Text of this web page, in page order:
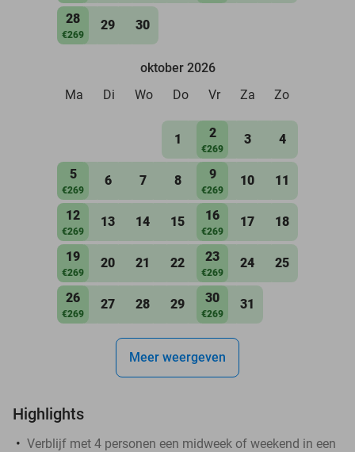
28
€269
29 30
oktober 2026
Ma
Di Wo Do Vr Za Zo
1 2
€269
3 4
5
€269
6 7 8 9
€269
10 11
12
€269
13 14 15 16
€269
17 18
19
€269
20 21 22 23
€269
24 25
26
€269
27 28 29 30
€269
31
Meer weergeven
Highlights
Verblijf met 4 personen een midweek of weekend in een